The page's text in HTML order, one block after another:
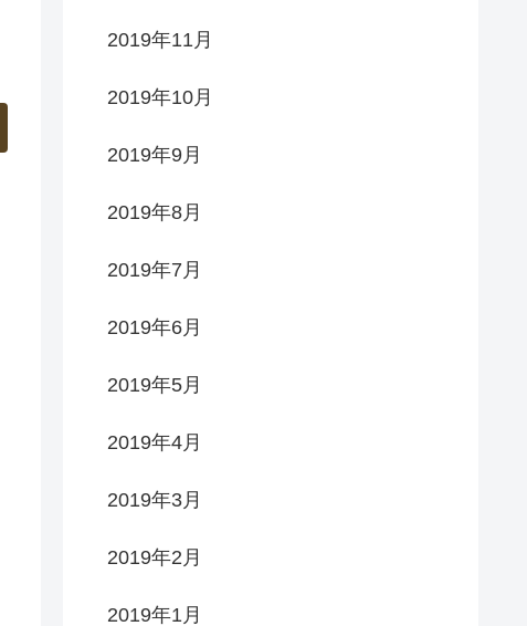
2019年11月
2019年10月
2019年9月
2019年8月
2019年7月
2019年6月
2019年5月
2019年4月
2019年3月
2019年2月
2019年1月